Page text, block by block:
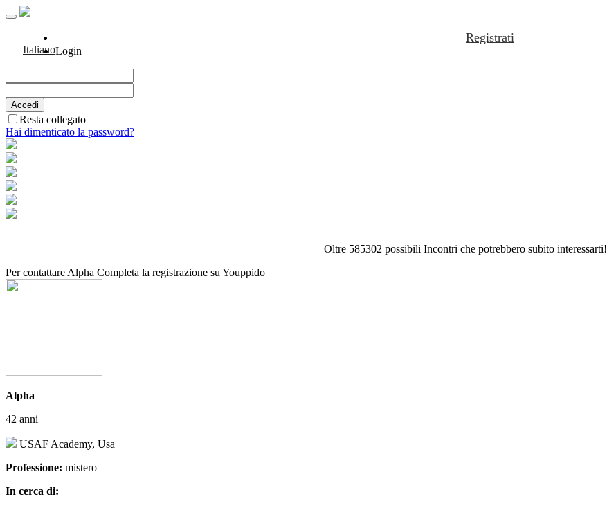
Italiano
Registrati
Login
Resta collegato
Hai dimenticato la password?
Oltre 585302 possibili Incontri che potrebbero subito interessarti!
Per contattare Alpha Completa la registrazione su Youppido
Alpha
42 anni
USAF Academy, Usa
Professione: mistero
In cerca di: